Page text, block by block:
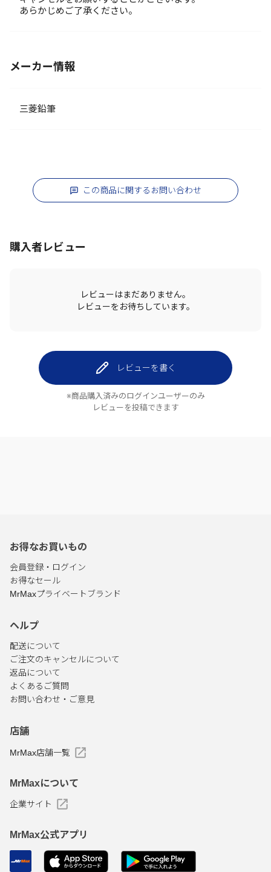
あらかじめご了承ください。
メーカー情報
三菱鉛筆
この商品に関するお問い合わせ
購入者レビュー
レビューはまだありません。
レビューをお待ちしています。
レビューを書く
※商品購入済みのログインユーザーのみ
レビューを投稿できます
お得なお買いもの
会員登録・ログイン
お得なセール
MrMaxプライベートブランド
ヘルプ
配送について
ご注文のキャンセルについて
返品について
よくあるご質問
お問い合わせ・ご意見
店舗
MrMax店舗一覧
MrMaxについて
企業サイト
MrMax公式アプリ